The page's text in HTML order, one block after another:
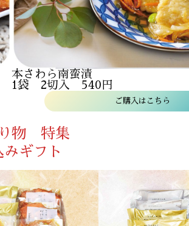
本さわら南蛮漬
1袋 2切入 540円
ご購入はこちら
物 特集
ギフト